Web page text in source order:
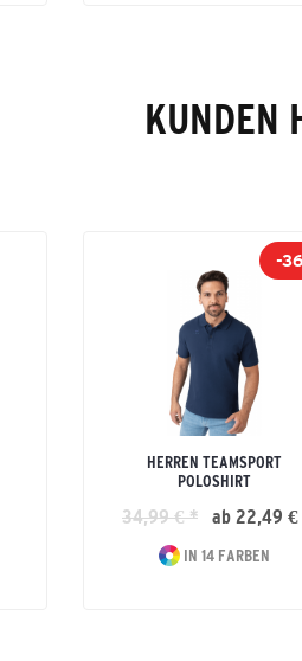
KUNDEN
-
HERREN TEAMSPORT
POLOSHIRT
34,99 € * ab 22,49
IN 14 FARBEN